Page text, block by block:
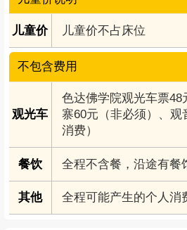
儿童价 儿童价不占床位
不包含费用
观光车
色达佛学院观光车票
寨60元（非必须）、观
消费）
餐饮 全程不含餐，沿途有餐
其他 全程可能产生的个人消